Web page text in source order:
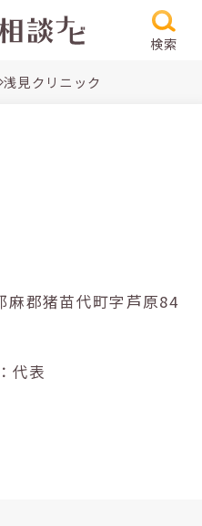
検索
浅見クリニック
：代表